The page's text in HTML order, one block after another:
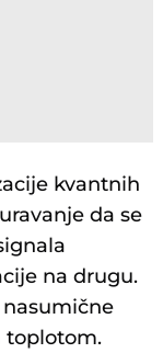
kvantnih
da se
na drugu.
toplotom.